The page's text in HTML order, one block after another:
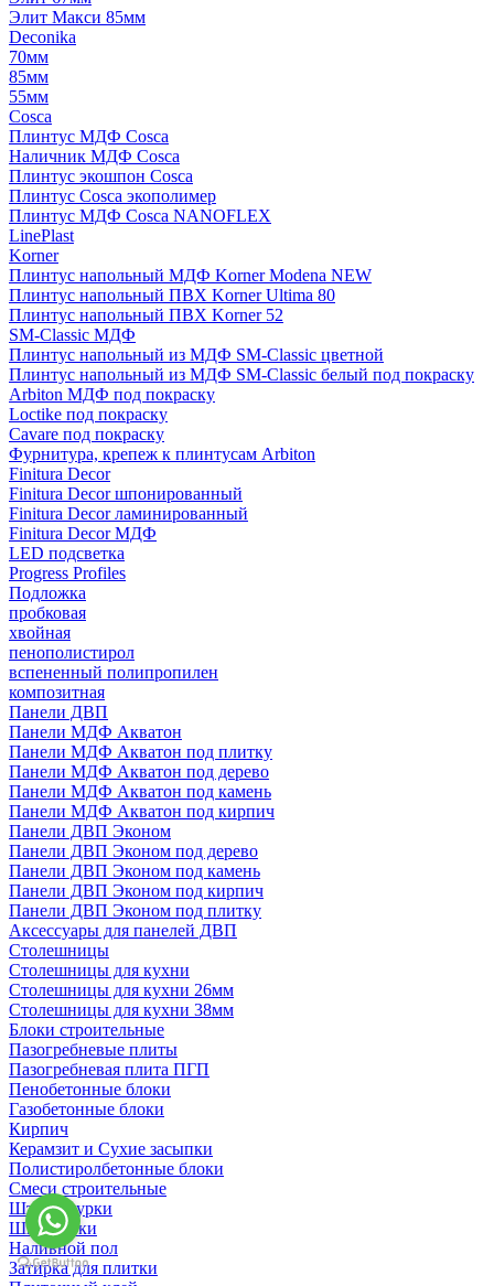
Элит Макси 85мм
Deconika
70мм
85мм
55мм
Cosca
Плинтус МДФ Cosca
Наличник МДФ Cosca
Плинтус экошпон Cosca
Плинтус Cosca экополимер
Плинтус МДФ Cosca NANOFLEX
LinePlast
Korner
Плинтус напольный МДФ Korner Modena NEW
Плинтус напольный ПВХ Korner Ultima 80
Плинтус напольный ПВХ Korner 52
SM-Classic МДФ
Плинтус напольный из МДФ SM-Classic цветной
Плинтус напольный из МДФ SM-Classic белый под покраску
Arbiton МДФ под покраску
Loctike под покраску
Cavare под покраску
Фурнитура, крепеж к плинтусам Arbiton
Finitura Decor
Finitura Decor шпонированный
Finitura Decor ламинированный
Finitura Decor МДФ
LED подсветка
Progress Profiles
Подложка
пробковая
хвойная
пенополистирол
вспененный полипропилен
композитная
Панели ДВП
Панели МДФ Акватон
Панели МДФ Акватон под плитку
Панели МДФ Акватон под дерево
Панели МДФ Акватон под камень
Панели МДФ Акватон под кирпич
Панели ДВП Эконом
Панели ДВП Эконом под дерево
Панели ДВП Эконом под камень
Панели ДВП Эконом под кирпич
Панели ДВП Эконом под плитку
Аксессуары для панелей ДВП
Столешницы
Столешницы для кухни
Столешницы для кухни 26мм
Столешницы для кухни 38мм
Блоки строительные
Пазогребневые плиты
Пазогребневая плита ПГП
Пенобетонные блоки
Газобетонные блоки
Кирпич
Керамзит и Сухие засыпки
Полистиролбетонные блоки
Смеси строительные
Штукартурки
Шпаклевки
Наливной пол
Затирка для плитки